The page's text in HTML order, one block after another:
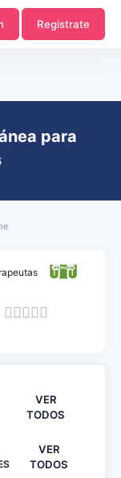
Registrate
para
VER
TODOS
VER
TODOS